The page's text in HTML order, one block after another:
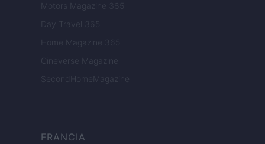
Motors Magazine 365
Day Travel 365
Home Magazine 365
Cineverse Magazine
SecondHomeMagazine
FRANCIA